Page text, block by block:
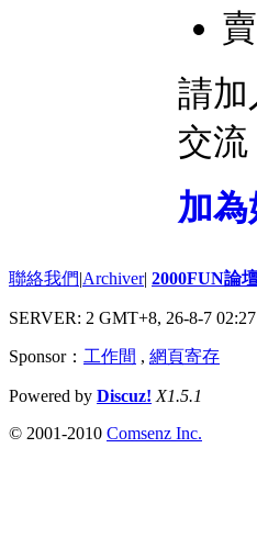
請加
交
加
聯絡我們|Archiver| 2000FUN論
SERVER: 2 GMT+8, 26-8-7
Sponsor： 工作間 , 網頁寄存
Powered by Discuz! X1.5.1
© 2001-2010 Comsenz Inc.